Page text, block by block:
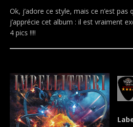
Ok, j’adore ce style, mais ce n’est pas
j’apprécie cet album : il est vraiment
4 pics !!!!